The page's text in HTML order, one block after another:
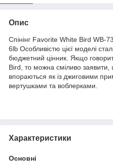
Опис
Спінінг Favorite White Bird WB-
6lb Особливістю цієї моделі
бюджетний цінник. Якщо
Bird, то можна сміливо
впораються як із джиговими
вертушками та воблерками.
Характеристики
Основні